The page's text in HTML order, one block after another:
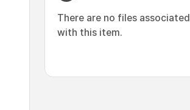
There are no files associated
with this item.